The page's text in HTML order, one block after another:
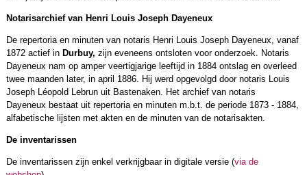
Notarisarchief van Henri Louis Joseph Dayeneux
De repertoria en minuten van notaris Henri Louis Joseph Dayeneux, vanaf
1872 actief in Durbuy, zijn eveneens ontsloten voor onderzoek. Notaris
Dayeneux nam op amper veertigjarige leeftijd in 1884 ontslag en overleed
twee maanden later, in april 1886. Hij werd opgevolgd door notaris Louis
Joseph Léopold Lebrun uit Bastenaken. Het archief van notaris
Dayeneux bestaat uit repertoria en minuten m.b.t. de periode 1873 - 1884,
alfabetische lijsten met akten en de minuten van de notarisakten.
De inventarissen
De inventarissen zijn enkel verkrijgbaar in digitale versie (via de